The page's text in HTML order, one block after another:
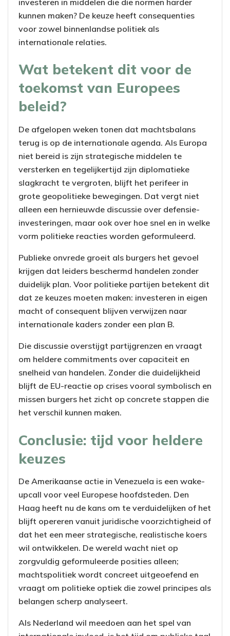
kunnen maken? De keuze heeft consequenties
voor zowel binnenlandse politiek als
internationale relaties.
Wat betekent dit voor de
toekomst van Europees
beleid?
De afgelopen weken tonen dat machtsbalans
terug is op de internationale agenda. Als Europa
niet bereid is zijn strategische middelen te
versterken en tegelijkertijd zijn diplomatieke
slagkracht te vergroten, blijft het perifeer in
grote geopolitieke bewegingen. Dat vergt niet
alleen een hernieuwde discussie over defensie-
investeringen, maar ook over hoe snel en in welke
vorm politieke reacties worden geformuleerd.
Publieke onvrede groeit als burgers het gevoel
krijgen dat leiders beschermd handelen zonder
duidelijk plan. Voor politieke partijen betekent dit
dat ze keuzes moeten maken: investeren in eigen
macht of consequent blijven verwijzen naar
internationale kaders zonder een plan B.
Die discussie overstijgt partijgrenzen en vraagt
om heldere commitments over capaciteit en
snelheid van handelen. Zonder die duidelijkheid
blijft de EU-reactie op crises vooral symbolisch en
missen burgers het zicht op concrete stappen die
het verschil kunnen maken.
Conclusie: tijd voor heldere
keuzes
De Amerikaanse actie in Venezuela is een wake-
upcall voor veel Europese hoofdsteden. Den
Haag heeft nu de kans om te verduidelijken of het
blijft opereren vanuit juridische voorzichtigheid of
dat het een meer strategische, realistische koers
wil ontwikkelen. De wereld wacht niet op
zorgvuldig geformuleerde posities alleen;
machtspolitiek wordt concreet uitgeoefend en
vraagt om politieke optiek die zowel principes als
belangen scherp analyseert.
Als Nederland wil meedoen aan het spel van